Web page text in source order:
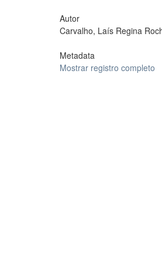
Autor
Carvalho, Laís Regina
Metadata
Mostrar registro completo